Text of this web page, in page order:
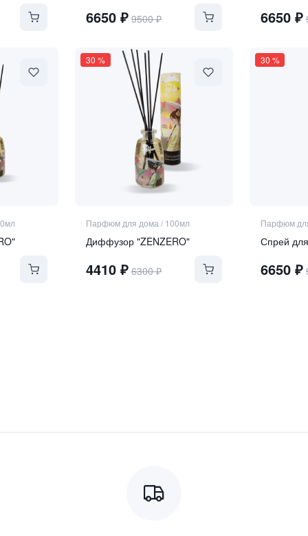
6650 ₽ 9500₽ 6650₽
30 %
Парфюм для дома / 100мл
Диффузор "ZENZERO"
4410 ₽ 6300₽
30 %
Парфюм
Спрей
6650₽